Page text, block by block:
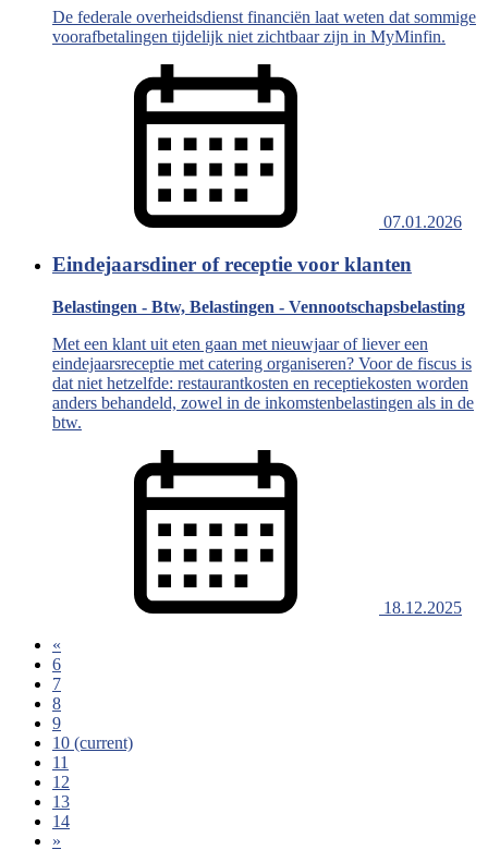
De federale overheidsdienst financiën laat weten dat sommige
voorafbetalingen tijdelijk niet zichtbaar zijn in MyMinfin.
07.01.2026
Eindejaarsdiner of receptie voor klanten
Belastingen - Btw, Belastingen - Vennootschapsbelasting
Met een klant uit eten gaan met nieuwjaar of liever een
eindejaarsreceptie met catering organiseren? Voor de fiscus is
dat niet hetzelfde: restaurantkosten en receptiekosten worden
anders behandeld, zowel in de inkomstenbelastingen als in de
btw.
18.12.2025
«
6
7
8
9
10 (current)
11
12
13
14
»